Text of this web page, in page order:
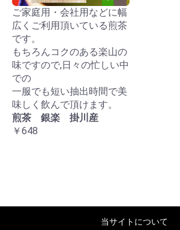
ご家庭用・会社用などに幅
広くご利用頂いている煎茶
です。
もちろんコクのある楽山の
味ですので,日々の忙しい中
での
一服でも短い抽出時間で美
味しく飲んで頂けます。
煎茶 銀楽 掛川産
￥648
当サイトについて